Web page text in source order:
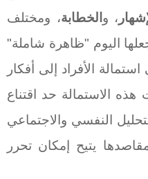
، و الخطابة، ومختلف
اليوم "ظاهرة شاملة"
الأفراد إلى أفكار
الاستمالة حد اقتناع
النفسي والاجتماعي
يتيح إمكان تحرر